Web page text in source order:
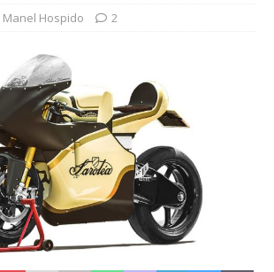
Manel Hospido 2